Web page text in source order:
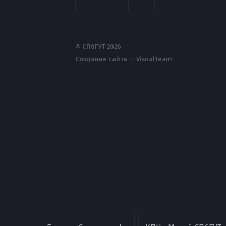
© СПбГУТ 2026
Создание сайта — VisualTeam